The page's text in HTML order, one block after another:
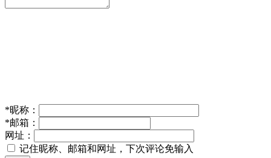
*昵称：
*邮箱：
网址：
记住昵称、邮箱和网址，下次评论免输入